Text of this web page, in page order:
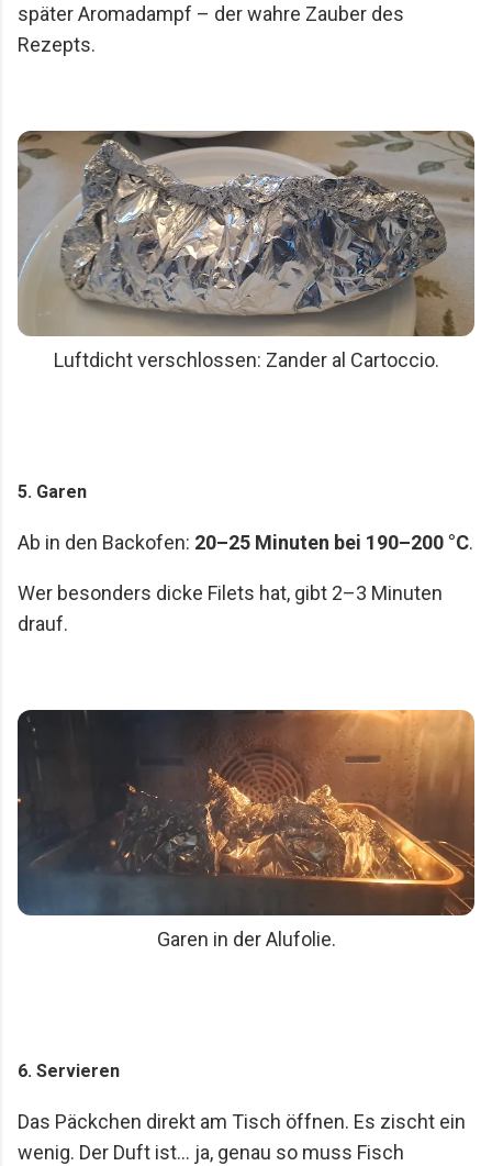
später Aromadampf – der wahre Zauber des
Rezepts.
Luftdicht verschlossen: Zander al Cartoccio.
5. Garen
Ab in den Backofen: 20–25 Minuten bei 190–200 °C.
Wer besonders dicke Filets hat, gibt 2–3 Minuten
drauf.
Garen in der Alufolie.
6. Servieren
Das Päckchen direkt am Tisch öffnen. Es zischt ein
wenig. Der Duft ist… ja, genau so muss Fisch